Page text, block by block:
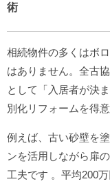
術
相続物件の多くはボ
はありません。全古
として「入居者が決
別化リフォームを得
例えば、古い砂壁を
ンを活用しながら扉
工夫です 。平均200